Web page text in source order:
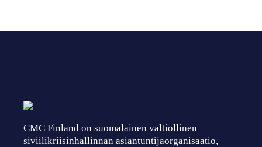
CMC Finland on suomalainen valtiollinen
siviilikriisinhallinnan asiantuntijaorganisaatio,